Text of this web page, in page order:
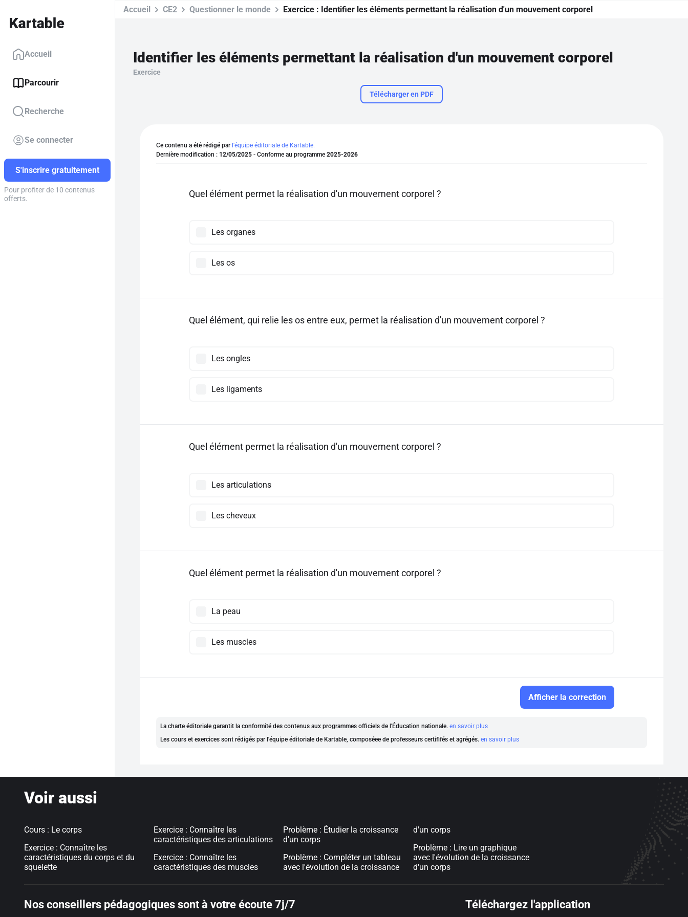
Accueil
Parcourir
Recherche
Se connecter
S'inscrire gratuitement
Pour profiter de 10 contenus
offerts.
Accueil CE2 Questionner le monde Exercice : Identifier les éléments permettant la réalisation d'un mouvement corporel
Identifier les éléments permettant la réalisation d'un mouvement corporel
Exercice
Télécharger en PDF
Ce contenu a été rédigé par l'équipe éditoriale de Kartable.
Dernière modification : 12/05/2025 - Conforme au programme 2025-2026
Quel élément permet la réalisation d'un mouvement corporel ?
Les organes
Les os
Quel élément, qui relie les os entre eux, permet la réalisation d'un mouvement corporel ?
Les ongles
Les ligaments
Quel élément permet la réalisation d'un mouvement corporel ?
Les articulations
Les cheveux
Quel élément permet la réalisation d'un mouvement corporel ?
La peau
Les muscles
Afficher la correction
La charte éditoriale garantit la conformité des contenus aux programmes officiels de l'Éducation nationale. en savoir plus
Les cours et exercices sont rédigés par l'équipe éditoriale de Kartable, composéee de professeurs certififés et agrégés. en savoir plus
Voir aussi
Cours : Le corps
Exercice : Connaître les
caractéristiques du corps et du
squelette
Exercice : Connaître les
caractéristiques des articulations
Exercice : Connaître les
caractéristiques des muscles
Problème : Étudier la croissance
d'un corps
Problème : Compléter un tableau
avec l'évolution de la croissance
d'un corps
Problème : Lire un graphique
avec l'évolution de la croissance
d'un corps
Nos conseillers pédagogiques sont à votre écoute 7j/7 Téléchargez l'application